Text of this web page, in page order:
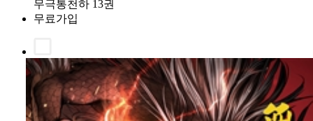
무극통천하 13권
무료가입